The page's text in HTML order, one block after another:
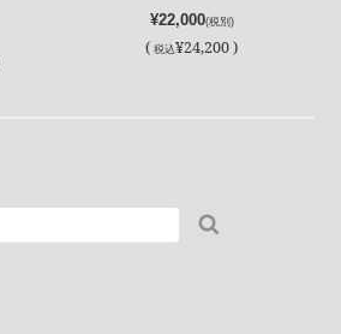
¥22,000(税別)
(税込¥24,200 )